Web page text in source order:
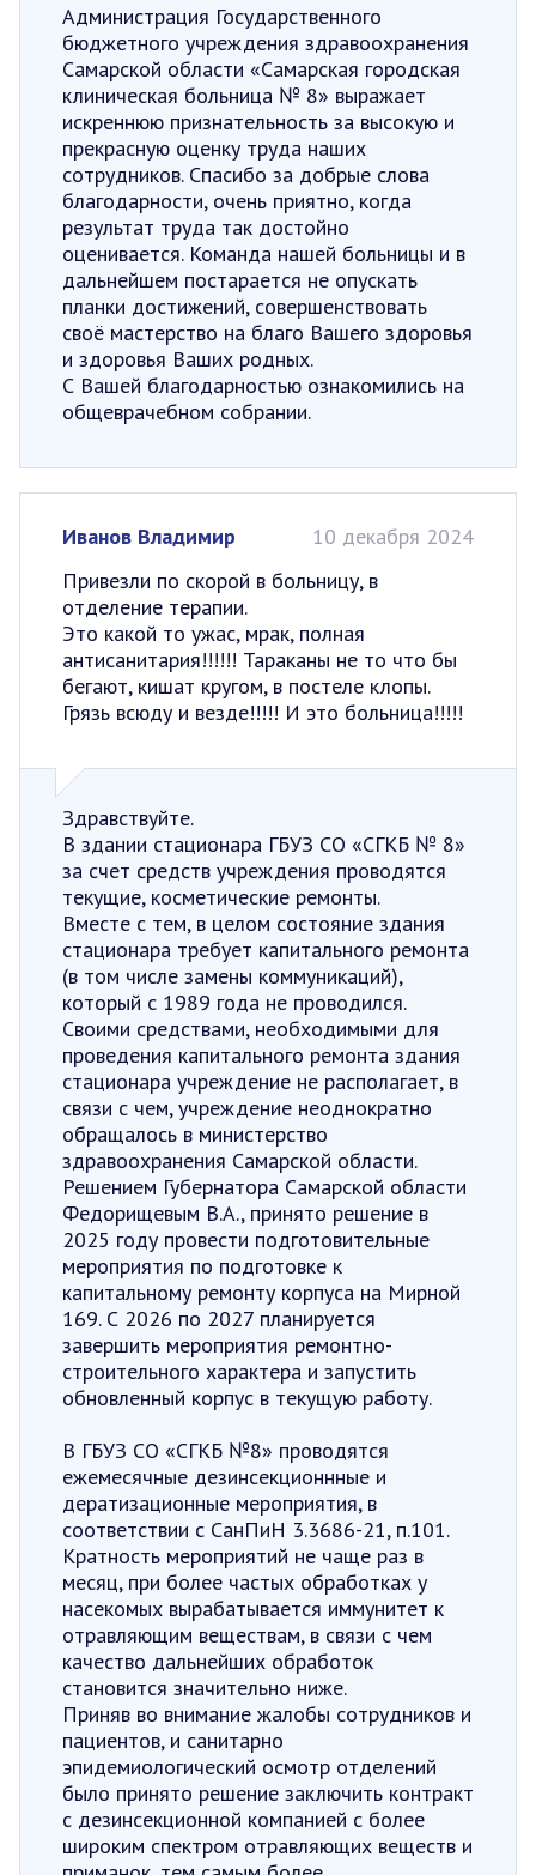
Администрация Государственного
бюджетного учреждения здравоохранения
Самарской области «Самарская городская
клиническая больница № 8» выражает
искреннюю признательность за высокую и
прекрасную оценку труда наших
сотрудников. Спасибо за добрые слова
благодарности, очень приятно, когда
результат труда так достойно
оценивается. Команда нашей больницы и в
дальнейшем постарается не опускать
планки достижений, совершенствовать
своё мастерство на благо Вашего здоровья
и здоровья Ваших родных.
С Вашей благодарностью ознакомились на
общеврачебном собрании.
Иванов Владимир
10 декабря 2024
Привезли по скорой в больницу, в
отделение терапии.
Это какой то ужас, мрак, полная
антисанитария!!!!!! Тараканы не то что бы
бегают, кишат кругом, в постеле клопы.
Грязь всюду и везде!!!!! И это больница!!!!!
Здравствуйте.
В здании стационара ГБУЗ СО «СГКБ № 8»
за счет средств учреждения проводятся
текущие, косметические ремонты.
Вместе с тем, в целом состояние здания
стационара требует капитального ремонта
(в том числе замены коммуникаций),
который с 1989 года не проводился.
Своими средствами, необходимыми для
проведения капитального ремонта здания
стационара учреждение не располагает, в
связи с чем, учреждение неоднократно
обращалось в министерство
здравоохранения Самарской области.
Решением Губернатора Самарской области
Федорищевым В.А., принято решение в
2025 году провести подготовительные
мероприятия по подготовке к
капитальному ремонту корпуса на Мирной
169. С 2026 по 2027 планируется
завершить мероприятия ремонтно-
строительного характера и запустить
обновленный корпус в текущую работу.
В ГБУЗ СО «СГКБ №8» проводятся
ежемесячные дезинсекционнные и
дератизационные мероприятия, в
соответствии с СанПиН 3.3686-21, п.101.
Кратность мероприятий не чаще раз в
месяц, при более частых обработках у
насекомых вырабатывается иммунитет к
отравляющим веществам, в связи с чем
качество дальнейших обработок
становится значительно ниже.
Приняв во внимание жалобы сотрудников и
пациентов, и санитарно
эпидемиологический осмотр отделений
было принято решение заключить контракт
с дезинсекционной компанией с более
широким спектром отравляющих веществ и